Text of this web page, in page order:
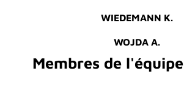
WIEDEMANN K.
WOJDA A.
Membres de l'équipe